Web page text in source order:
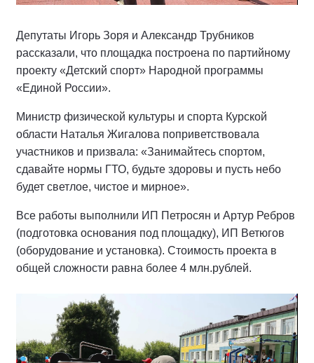
Депутаты Игорь Зоря и Александр Трубников
рассказали, что площадка построена по партийному
проекту «Детский спорт» Народной программы
«Единой России».
Министр физической культуры и спорта Курской
области Наталья Жигалова поприветствовала
участников и призвала: «Занимайтесь спортом,
сдавайте нормы ГТО, будьте здоровы и пусть небо
будет светлое, чистое и мирное».
Все работы выполнили ИП Петросян и Артур Ребров
(подготовка основания под площадку), ИП Ветюгов
(оборудование и установка). Стоимость проекта в
общей сложности равна более 4 млн.рублей.